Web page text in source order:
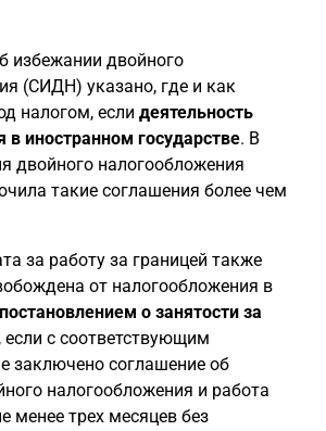
избежании двойного
(СИДН) указано, где и как
налогом, если деятельность
в иностранном государстве. В
двойного налогообложения
такие соглашения более чем
за работу за границей также
от налогообложения в
постановлением о занятости за
, если с соответствующим
заключено соглашение об
налогообложения и работа
менее трех месяцев без